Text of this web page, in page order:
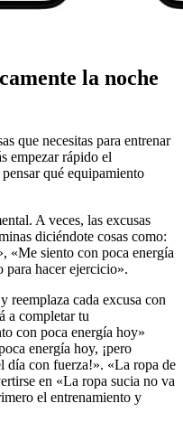
la noche
que necesitas para entrenar
empezar rápido el
qué equipamiento
A veces, las excusas
diciéndote cosas como:
«Me siento con poca energía
para hacer ejercicio».
reemplaza cada excusa con
a completar tu
con poca energía hoy»
energía hoy, ¡pero
día con fuerza!». «La ropa de
en «La ropa sucia no va
el entrenamiento y